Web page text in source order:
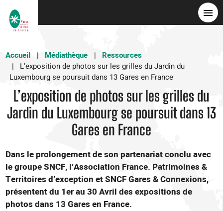
Accueil
Médiathèque
Ressources
L’exposition de photos sur les grilles du Jardin du
Luxembourg se poursuit dans 13 Gares en France
L’exposition de photos sur les grilles du
Jardin du Luxembourg se poursuit dans 13
Gares en France
Dans le prolongement de son partenariat conclu avec
le groupe SNCF, l’Association France. Patrimoines &
Territoires d’exception et SNCF Gares & Connexions,
présentent du 1er au 30 Avril des expositions de
photos dans 13 Gares en France.